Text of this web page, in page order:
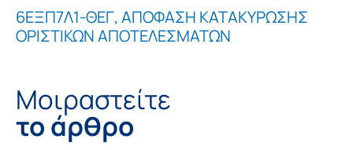
6ΕΞΠ7Λ1-ΘΕΓ, ΑΠΟΦΑΣΗ ΚΑΤΑΚΥΡΩΣΗΣ
ΟΡΙΣΤΙΚΩΝ ΑΠΟΤΕΛΕΣΜΑΤΩΝ
Μοιραστείτε
το άρθρο